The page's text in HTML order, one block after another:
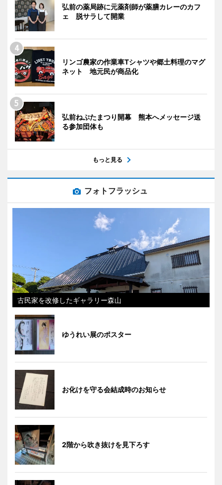
弘前の薬局跡に元薬剤師が薬膳カレーのカフ
ェ 脱サラして開業
リンゴ農家の作業車Tシャツや郷土料理のマグ
ネット 地元民が商品化
弘前ねぷたまつり開幕 熊本へメッセージ送
る参加団体も
もっと見る
フォトフラッシュ
古民家を改修したギャラリー森山
ゆうれい展のポスター
お化けを守る会結成時のお知らせ
2階から吹き抜けを見下ろす